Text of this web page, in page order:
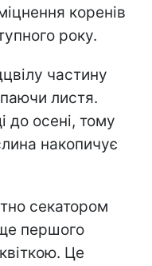
коренів
року.
частину
листя.
до осені, тому
накопичує
секатором
першого
Це